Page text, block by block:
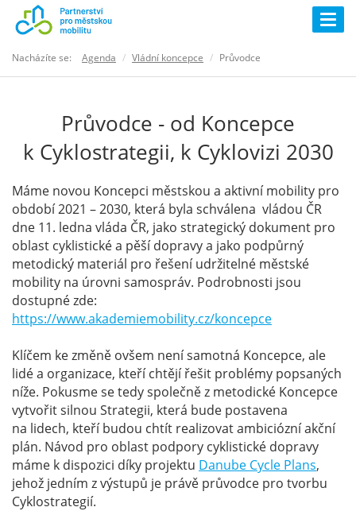
Nacházíte se: Agenda Vládní koncepce Průvodce
Průvodce - od Koncepce
k Cyklostrategii, k Cyklovizi 2030
Máme novou Koncepci městskou a aktivní mobility pro
období 2021 – 2030, která byla schválena vládou ČR
dne 11. ledna vláda ČR, jako strategický dokument pro
oblast cyklistické a pěší dopravy a jako podpůrný
metodický materiál pro řešení udržitelné městské
mobility na úrovni samospráv. Podrobnosti jsou
dostupné zde:
https://www.akademiemobility.cz/koncepce
Klíčem ke změně ovšem není samotná Koncepce, ale
lidé a organizace, kteří chtějí řešit problémy popsaných
níže. Pokusme se tedy společně z metodické Koncepce
vytvořit silnou Strategii, která bude postavena
na lidech, kteří budou chtít realizovat ambiciózní akční
plán. Návod pro oblast podpory cyklistické dopravy
máme k dispozici díky projektu Danube Cycle Plans,
jehož jedním z výstupů je právě průvodce pro tvorbu
Cyklostrategií.